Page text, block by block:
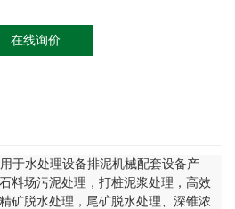
在线询价
于水处理设备排泥机械配套设备产
料场污泥处理，打桩泥浆处理，高效
矿脱水处理，尾矿脱水处理、深锥浓